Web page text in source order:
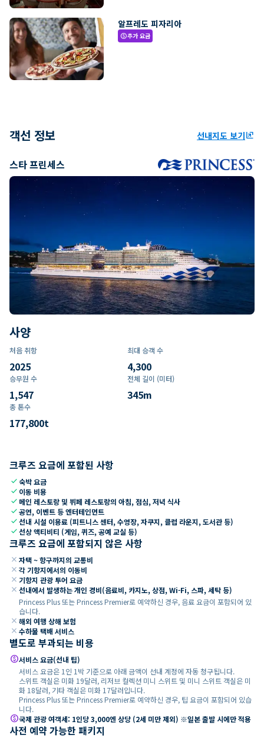
알프레도 피자리아
paid추가 요금
객선 정보 선내지도 보기ungroup
스타 프린세스
사양
처음 취항
2025
최대 승객 수
4,300
승무원 수
1,547
전체 길이 (미터)
345m
총 톤수
177,800t
크루즈 요금에 포함된 사항
check숙박 요금
check 이동 비용
check 메인 레스토랑 및 뷔페 레스토랑의 아침, 점심, 저녁 식사
check공연, 이벤트 등 엔터테인먼트
check선내 시설 이용료 (피트니스 센터, 수영장, 자쿠지, 클럽 라운지, 도서관 등)
check선상 액티비티 (게임, 퀴즈, 공예 교실 등)
크루즈 요금에 포함되지 않은 사항
close 자택 ~ 항구까지의 교통비
close 각 기항지에서의 이동비
close 기항지 관광 투어 요금
close 선내에서 발생하는 개인 경비(음료비, 카지노, 상점, Wi-Fi, 스파, 세탁 등)
Princess Plus 또는 Princess Premier로 예약하신 경우, 음료 요금이 포함되어 있
습니다.
close 해외 여행 상해 보험
close 수하물 택배 서비스
별도로 부과되는 비용
paid서비스 요금(선내 팁)
서비스 요금은 1인 1박 기준으로 아래 금액이 선내 계정에 자동 청구됩니다.
스위트 객실은 미화 19달러, 리저브 컬렉션 미니 스위트 및 미니 스위트 객실은 미
화 18달러, 기타 객실은 미화 17달러입니다.
Princess Plus 또는 Princess Premier로 예약하신 경우, 팁 요금이 포함되어 있습
니다.
paid국제 관광 여객세: 1인당 3,000엔 상당 (2세 미만 제외) ※일본 출발 시에만 적용
사전 예약 가능한 패키지